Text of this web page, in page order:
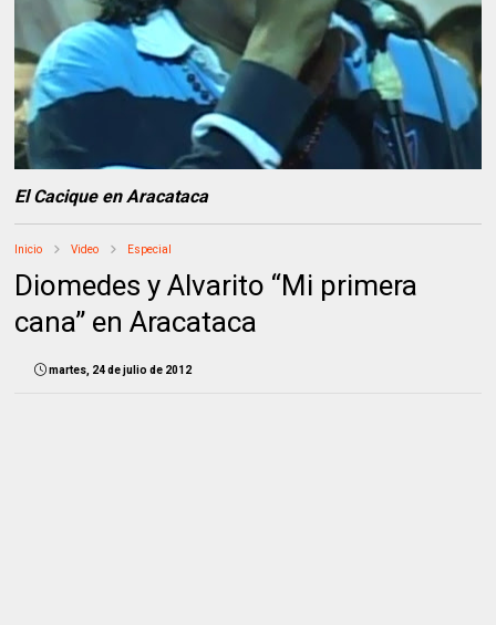
El Cacique en Aracataca
Inicio Video Especial
Diomedes y Alvarito “Mi primera
cana” en Aracataca
martes, 24 de julio de 2012